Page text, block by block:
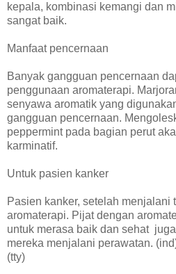
kepala, kombinasi kemangi dan
sangat baik.
Manfaat pencernaan
Banyak gangguan pencernaan
penggunaan aromaterapi.
senyawa aromatik yang
gangguan pencernaan.
peppermint pada bagian perut
karminatif.
Untuk pasien kanker
Pasien kanker, setelah menjalani
aromaterapi. Pijat dengan
untuk merasa baik dan sehat
mereka menjalani perawatan.
(tty)